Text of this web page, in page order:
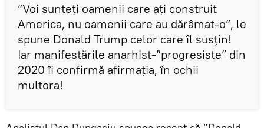
”Voi sunteți oamenii care ați construit
America, nu oamenii care au dărâmat-o”, le
spune Donald Trump celor care îl susțin!
Iar manifestările anarhist-”progresiste” din
2020 îi confirmă afirmația, în ochii
multora!